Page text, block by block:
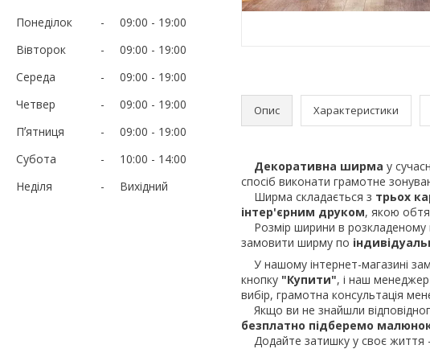
Понеділок 09:00
19:00
Вівторок
09:00
19:00
Середа
09:00
19:00
Четвер
09:00
19:00
Пʼятниця
09:00
19:00
Субота
10:00
14:00
Неділя
Вихідний
Опис Характеристики
Декоративна ширма у
спосіб виконати грамотне
Ширма складається з трьох
інтер'єрним друком, якою
Розмір ширини в розкладеному
замовити ширму по
У нашому інтернет-магазині
кнопку "Купити", і наш
вибір, грамотна консультація
Якщо ви не знайшли
безплатно підберемо
Додайте затишку у своє